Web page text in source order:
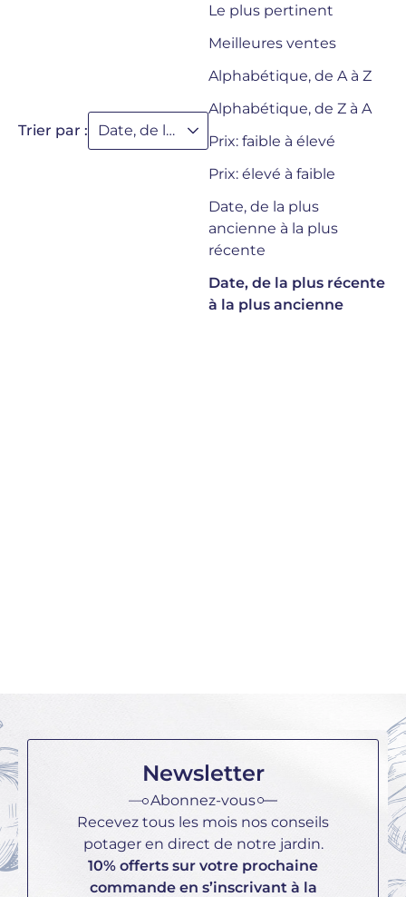
Trier par : Date, de la plus récente à la plus ancienne
Le plus pertinent
Meilleures ventes
Alphabétique, de A à Z
Alphabétique, de Z à A
Prix: faible à élevé
Prix: élevé à faible
Date, de la plus
ancienne à la plus
récente
Date, de la plus récente
à la plus ancienne
Newsletter
Abonnez-vous
Recevez tous les mois nos conseils
potager en direct de notre jardin.
10% offerts sur votre prochaine
commande en s’inscrivant à la